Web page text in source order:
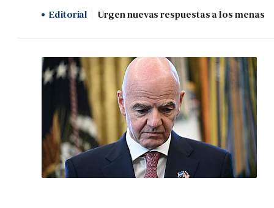
Editorial Urgen nuevas respuestas a los menas